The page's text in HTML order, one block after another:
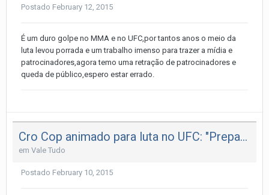
Postado February 12, 2015
É um duro golpe no MMA e no UFC,por tantos anos o meio da
luta levou porrada e um trabalho imenso para trazer a mídia e
patrocinadores,agora temo uma retração de patrocinadores e
queda de público,espero estar errado.
Cro Cop animado para luta no UFC: "Preparado como um animal"
em Vale Tudo
Postado February 10, 2015